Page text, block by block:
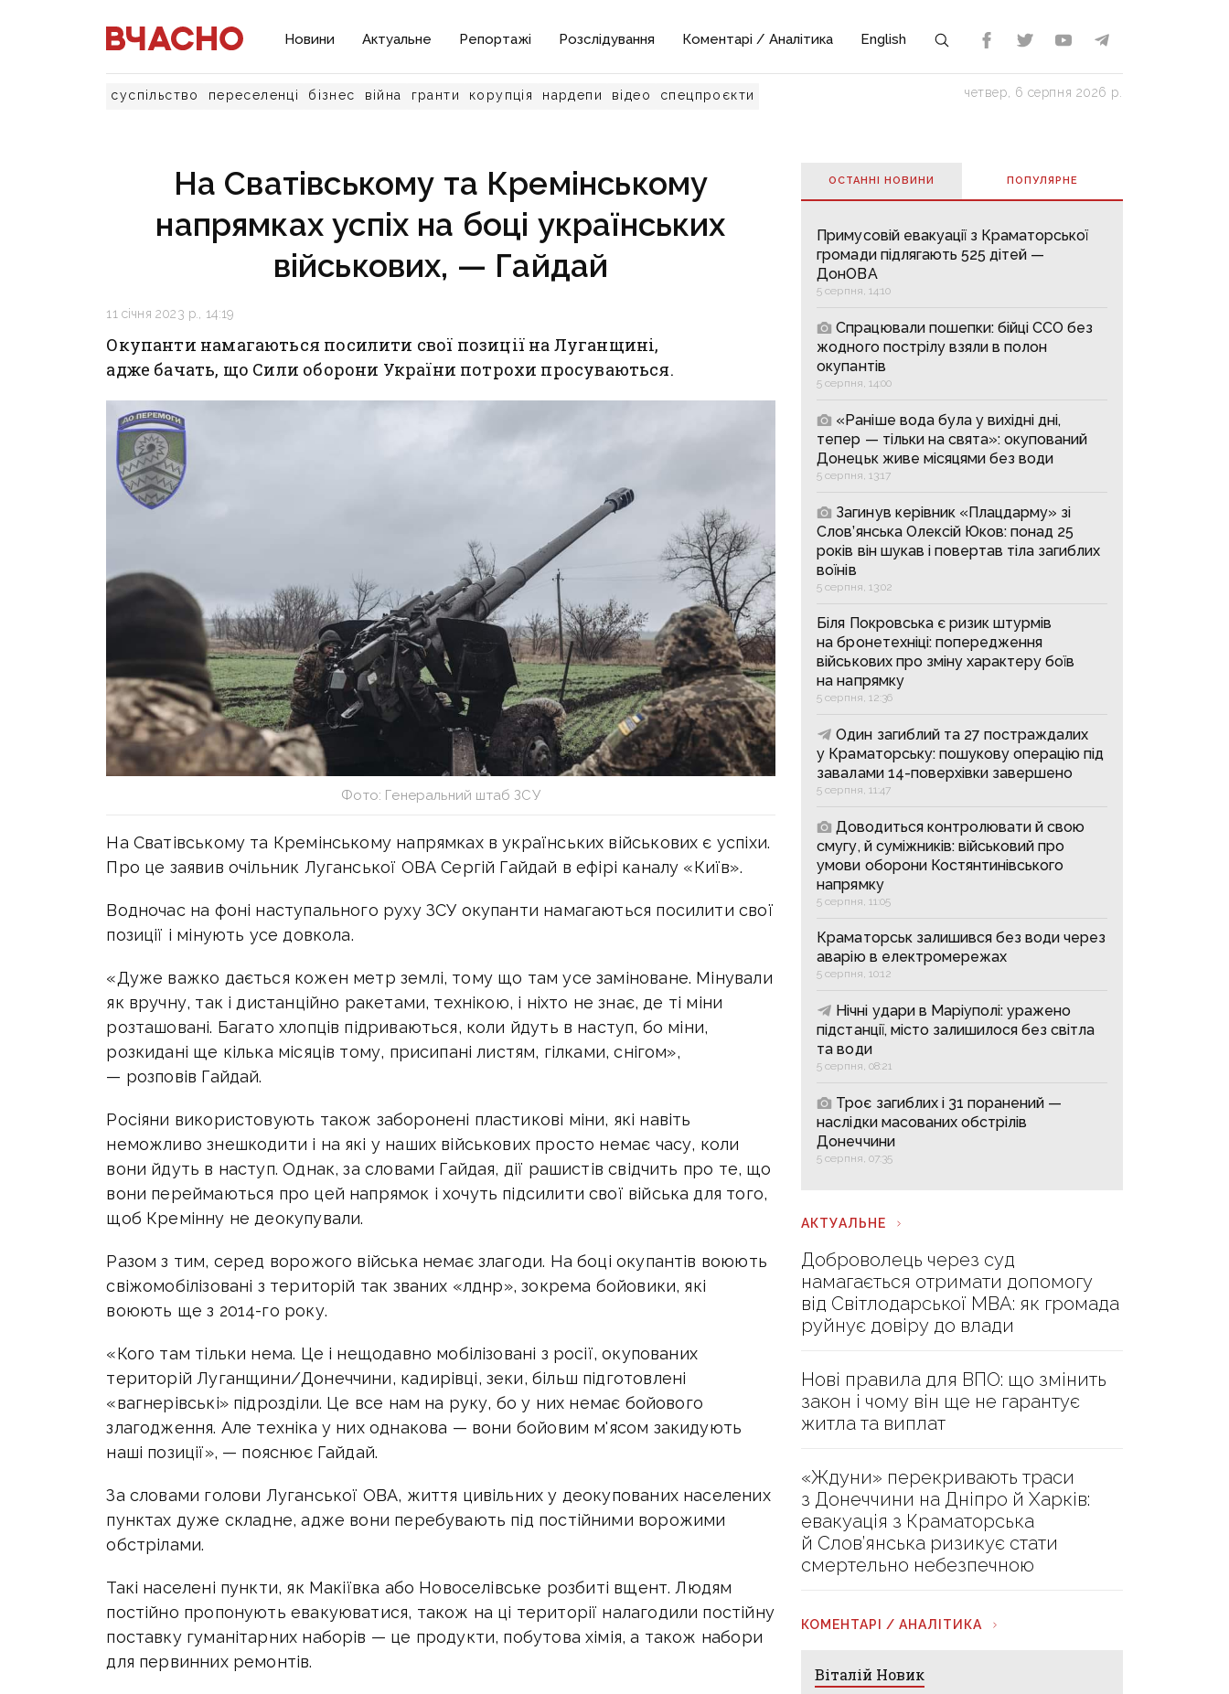
Новини Актуальне Репортажі Розслідування Коментарі / Аналітика English
суспільство переселенці бізнес війна гранти корупція нардепи відео спецпроєкти четвер, 6 серпня 2026 р.
На Сватівському та Кремінському
напрямках успіх на боці українських
військових, — Гайдай
11 січня 2023 р., 14:19
Окупанти намагаються посилити свої позиції на Луганщині,
адже бачать, що Сили оборони України потрохи просуваються.
Фото: Генеральний штаб ЗСУ
На Сватівському та Кремінському напрямках в українських військових є успіхи.
Про це заявив очільник Луганської ОВА Сергій Гайдай в ефірі каналу «Київ».
Водночас на фоні наступального руху ЗСУ окупанти намагаються посилити свої
позиції і мінують усе довкола.
«Дуже важко дається кожен метр землі, тому що там усе заміноване. Мінували
як вручну, так і дистанційно ракетами, технікою, і ніхто не знає, де ті міни
розташовані. Багато хлопців підриваються, коли йдуть в наступ, бо міни,
розкидані ще кілька місяців тому, присипані листям, гілками, снігом»,
— розповів Гайдай.
Росіяни використовують також заборонені пластикові міни, які навіть
неможливо знешкодити і на які у наших військових просто немає часу, коли
вони йдуть в наступ. Однак, за словами Гайдая, дії рашистів свідчить про те, що
вони переймаються про цей напрямок і хочуть підсилити свої війська для того,
щоб Кремінну не деокупували.
Разом з тим, серед ворожого війська немає злагоди. На боці окупантів воюють
свіжомобілізовані з територій так званих «лднр», зокрема бойовики, які
воюють ще з 2014-го року.
«Кого там тільки нема. Це і нещодавно мобілізовані з росії, окупованих
територій Луганщини/Донеччини, кадирівці, зеки, більш підготовлені
«вагнерівські» підрозділи. Це все нам на руку, бо у них немає бойового
злагодження. Але техніка у них однакова — вони бойовим м'ясом закидують
наші позиції», — пояснює Гайдай.
За словами голови Луганської ОВА, життя цивільних у деокупованих населених
пунктах дуже складне, адже вони перебувають під постійними ворожими
обстрілами.
Такі населені пункти, як Макіївка або Новоселівське розбиті вщент. Людям
постійно пропонують евакуюватися, також на ці території налагодили постійну
поставку гуманітарних наборів — це продукти, побутова хімія, а також набори
для первинних ремонтів.
ОСТАННІ НОВИНИ ПОПУЛЯРНE
Примусовій евакуації з Краматорської
громади підлягають 525 дітей —
ДонОВА
5 серпня, 14:10
Спрацювали пошепки: бійці ССО без
жодного пострілу взяли в полон
окупантів
5 серпня, 14:00
«Раніше вода була у вихідні дні,
тепер — тільки на свята»: окупований
Донецьк живе місяцями без води
5 серпня, 13:17
Загинув керівник «Плацдарму» зі
Слов’янська Олексій Юков: понад 25
років він шукав і повертав тіла загиблих
воїнів
5 серпня, 13:02
Біля Покровська є ризик штурмів
на бронетехніці: попередження
військових про зміну характеру боїв
на напрямку
5 серпня, 12:36
Один загиблий та 27 постраждалих
у Краматорську: пошукову операцію під
завалами 14-поверхівки завершено
5 серпня, 11:47
Доводиться контролювати й свою
смугу, й суміжників: військовий про
умови оборони Костянтинівського
напрямку
5 серпня, 11:05
Краматорськ залишився без води через
аварію в електромережах
5 серпня, 10:12
Нічні удари в Маріуполі: уражено
підстанції, місто залишилося без світла
та води
5 серпня, 08:21
Троє загиблих і 31 поранений —
наслідки масованих обстрілів
Донеччини
5 серпня, 07:35
АКТУАЛЬНЕ
Доброволець через суд
намагається отримати допомогу
від Світлодарської МВА: як громада
руйнує довіру до влади
Нові правила для ВПО: що змінить
закон і чому він ще не гарантує
житла та виплат
«Ждуни» перекривають траси
з Донеччини на Дніпро й Харків:
евакуація з Краматорська
й Слов’янська ризикує стати
смертельно небезпечною
КОМЕНТАРІ / АНАЛІТИКА
Віталій Новик